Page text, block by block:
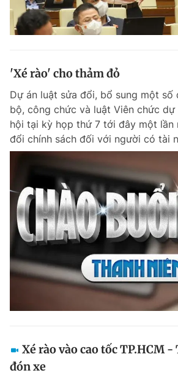
'Xé rào' cho thảm đỏ
Dự án luật sửa đổi, bổ sung một số
bộ, công chức và luật Viên chức dự
hội tại kỳ họp thứ 7 tới đây một lần
đổi chính sách đối với người có tài
Xé rào vào cao tốc TP.HCM
đón xe